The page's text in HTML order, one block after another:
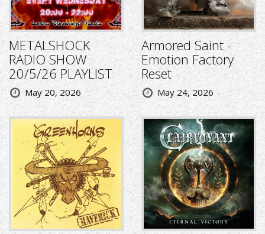
METALSHOCK
RADIO SHOW
20/5/26 PLAYLIST
May 20, 2026
Armored Saint -
Emotion Factory
Reset
May 24, 2026